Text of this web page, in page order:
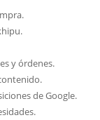
y órdenes.
de Google.